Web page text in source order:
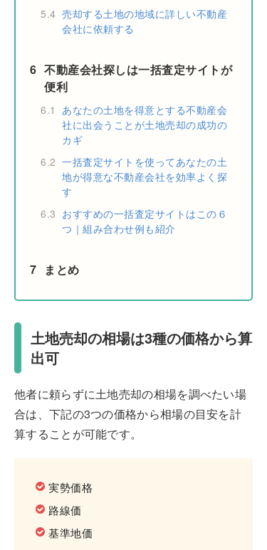
5.4 売却する土地の地域に詳しい不動産
会社に依頼する
6 不動産会社探しは一括査定サイトが
便利
6.1 あなたの土地を得意とする不動産会
社に出会うことが土地売却の成功の
カギ
6.2 一括査定サイトを使ってあなたの土
地が得意な不動産会社を効率よく探
す
6.3 おすすめの一括査定サイトはこの６
つ｜組み合わせ例も紹介
7 まとめ
土地売却の相場は3種の価格から算
出可
他者に頼らずに土地売却の相場を調べたい場
合は、下記の3つの価格から相場の目安を計
算することが可能です。
実勢価格
路線価
基準地価